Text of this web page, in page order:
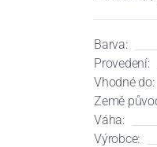
Barva:
Provedení:
Vhodné do:
Země
Váha:
Výrobce: